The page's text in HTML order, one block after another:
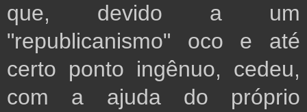
que, devido a um
"republicanismo" oco e até
certo ponto ingênuo, cedeu,
com a ajuda do próprio